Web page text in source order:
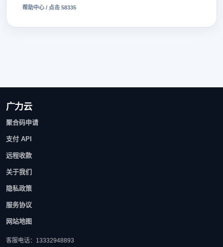
帮助中心 / 点击 58335
广力云
聚合码申请
支付 API
远程收款
关于我们
隐私政策
服务协议
网站地图
客服电话：13332948893